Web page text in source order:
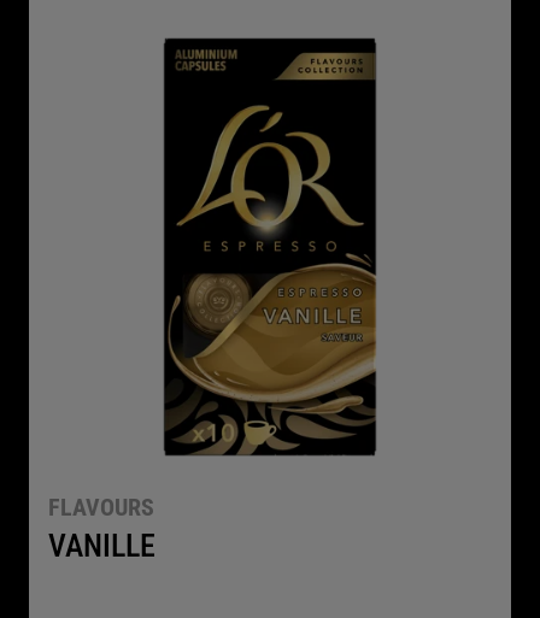
FLAVOURS
VANILLE